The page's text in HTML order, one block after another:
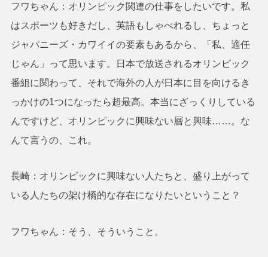
フワちゃん：オリンピック関連の仕事をしたいです。私
はスポーツも好きだし、英語もしゃべれるし、ちょっと
ジャパニーズ・カワイイの要素もあるから、「私、適任
じゃん」って思います。日本で放送されるオリンピック
番組に関わって、それで海外の人が日本に目を向けるき
っかけの1つになったら超最高。本当にざっくりしている
んですけど、オリンピックに興味ない層と興味……。な
んて言うの、これ。
長崎：オリンピックに興味ない人たちと、盛り上がって
いる人たちの架け橋的な存在になりたいということ？
フワちゃん：そう、そういうこと。